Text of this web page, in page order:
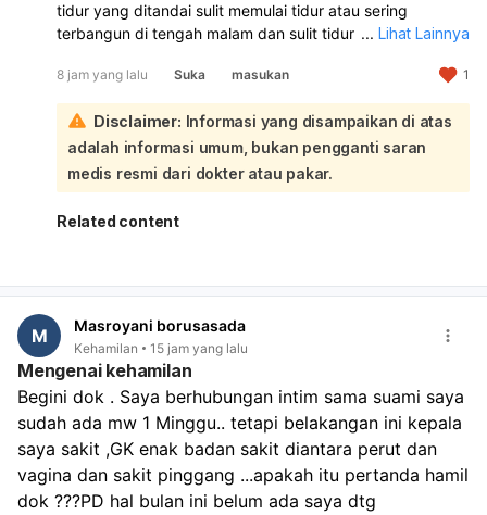
tidur yang ditandai sulit memulai tidur atau sering
terbangun di tengah malam dan sulit tidur kembali.
kafein, atau gangguan tidur lain seperti sleep apnea. Jika
berlangsung terus dan membuat Anda lelah, sebaiknya
periksa ke **dokter umum, spesialis tidur, atau
neurologi** untuk evaluasi dan penanganan.
... Lihat Lainnya
8 jam yang lalu Suka masukan 1
Disclaimer: Informasi yang disampaikan di atas
adalah informasi umum, bukan pengganti saran
medis resmi dari dokter atau pakar.
Related content
M Masroyani borusasada
Kehamilan 15 jam yang lalu
Mengenai kehamilan
Begini dok . Saya berhubungan intim sama suami saya
sudah ada mw 1 Minggu.. tetapi belakangan ini kepala
saya sakit ,GK enak badan sakit diantara perut dan
vagina dan sakit pinggang ...apakah itu pertanda hamil
dok ???PD hal bulan ini belum ada saya dtg